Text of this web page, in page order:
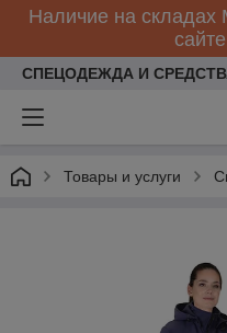
Наличие на
СПЕЦОДЕЖДА И
Товары и услуги